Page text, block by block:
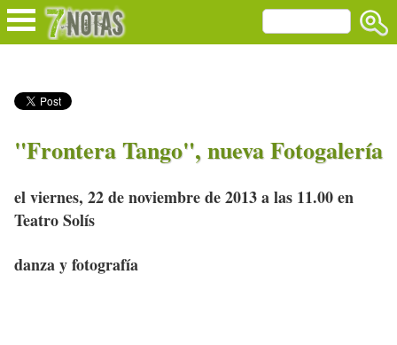
"Frontera Tango", nueva Fotogalería
el viernes, 22 de noviembre de 2013 a las 11.00 en
Teatro Solís
danza y fotografía